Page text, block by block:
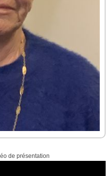
de présentation